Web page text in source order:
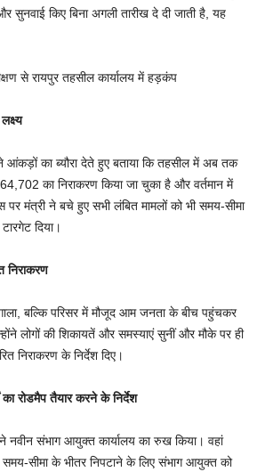
किए बिना अगली तारीख दे दी जाती है, यह
ने आंकड़ों का ब्यौरा देते हुए बताया कि तहसील में अब तक
का निराकरण किया जा चुका है और वर्तमान में
मंत्री ने बचे हुए सभी लंबित मामलों को भी समय-सीमा
दिया।
निराकरण
बल्कि परिसर में मौजूद आम जनता के बीच पहुंचकर
लोगों की शिकायतें और समस्याएं सुनीं और मौके पर ही
निराकरण के निर्देश दिए।
रोडमैप तैयार करने के निर्देश
नवीन संभाग आयुक्त कार्यालय का रुख किया। वहां
समय-सीमा के भीतर निपटाने के लिए संभाग आयुक्त को